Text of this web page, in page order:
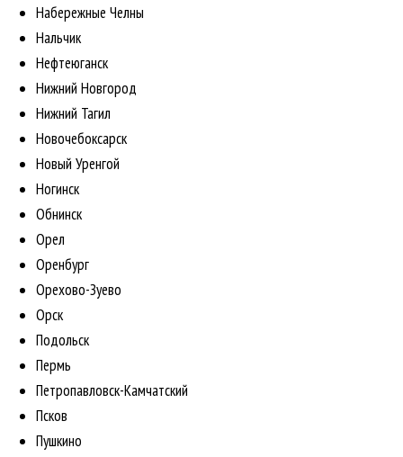
Набережные Челны
Нальчик
Нефтеюганск
Нижний Новгород
Нижний Тагил
Новочебоксарск
Новый Уренгой
Ногинск
Обнинск
Орел
Оренбург
Орехово-Зуево
Орск
Подольск
Пермь
Петропавловск-Камчатский
Псков
Пушкино